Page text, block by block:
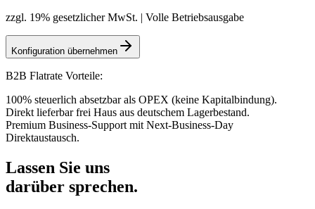
zzgl. 19% gesetzlicher MwSt. | Volle Betriebsausgabe
Konfiguration übernehmen
B2B Flatrate Vorteile:
100% steuerlich absetzbar als OPEX (keine Kapitalbindung).
Direkt lieferbar frei Haus aus deutschem Lagerbestand.
Premium Business-Support mit Next-Business-Day
Direktaustausch.
Lassen Sie uns
darüber sprechen.